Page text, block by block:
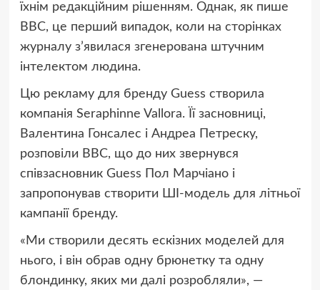
їхнім редакційним рішенням. Однак, як пише
BBC, це перший випадок, коли на сторінках
журналу з’явилася згенерована штучним
інтелектом людина.
Цю рекламу для бренду Guess створила
компанія Seraphinne Vallora. Її засновниці,
Валентина Гонсалес і Андреа Петреску,
розповіли BBC, що до них звернувся
співзасновник Guess Пол Марчіано і
запропонував створити ШІ-модель для літньої
кампанії бренду.
«Ми створили десять ескізних моделей для
нього, і він обрав одну брюнетку та одну
блондинку, яких ми далі розробляли», —